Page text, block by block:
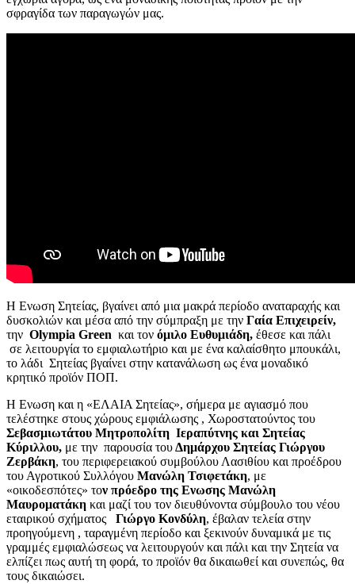
σφραγίδα των παραγωγών μας.
Η Ενωση Σητείας, βγαίνει από μια μακρά περίοδο αναταραχής και
δυσκολιών και μέσα από την σύμπραξη με την Γαία Επιχειρείν,
την Olympia Green και τον όμιλο Ευθυμιάδη, έθεσε και πάλι
σε λειτουργία το εμφιαλωτήριο και με ένα καλαίσθητο μπουκάλι,
το λάδι Σητείας βγαίνει στην κατανάλωση ως ένα μοναδικό
κρητικό προϊόν ΠΟΠ.
Η Ενωση και η «ΕΛΑΙΑ Σητείας», σήμερα με αγιασμό που
τελέστηκε στους χώρους εμφιάλωσης , Χωροστατούντος του
Σεβασμιωτάτου Μητροπολίτη Ιεραπύτνης και Σητείας
Κύριλλου, με την παρουσία τουΔημάρχου Σητείας Γιώργου
Ζερβάκη, του περιφερειακού συμβούλου Λασιθίου και προέδρου
του Αγροτικού Συλλόγου Μανώλη Τσιφετάκη, με
«οικοδεσπότες» τον πρόεδρο της Ενωσης Μανώλη
Μαυροματάκη και μαζί του τον διευθύνοντα σύμβουλο του νέου
εταιρικού σχήματος Γιώργο Κονδύλη, έβαλαν τελεία στην
προηγούμενη , ταραγμένη περίοδο και ξεκινούν δυναμικά με τις
γραμμές εμφιαλώσεως να λειτουργούν και πάλι και την Σητεία να
ελπίζει πως αυτή τη φορά, το προϊόν θα δικαιωθεί και συνεπώς, θα
τους δικαιώσει.